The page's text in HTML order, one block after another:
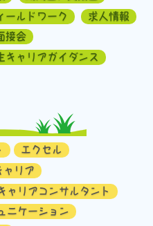
ールドワーク
求人情報
接会
キャリアガイダンス
エクセル
ャリア
ャリアコンサルタント
ニケーション